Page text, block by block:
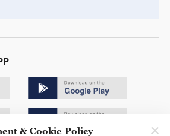
& Cookie Policy